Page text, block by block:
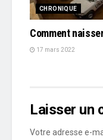
CHRONIQUE
Comment
17 mars 2022
Laisser un
Votre adresse e-